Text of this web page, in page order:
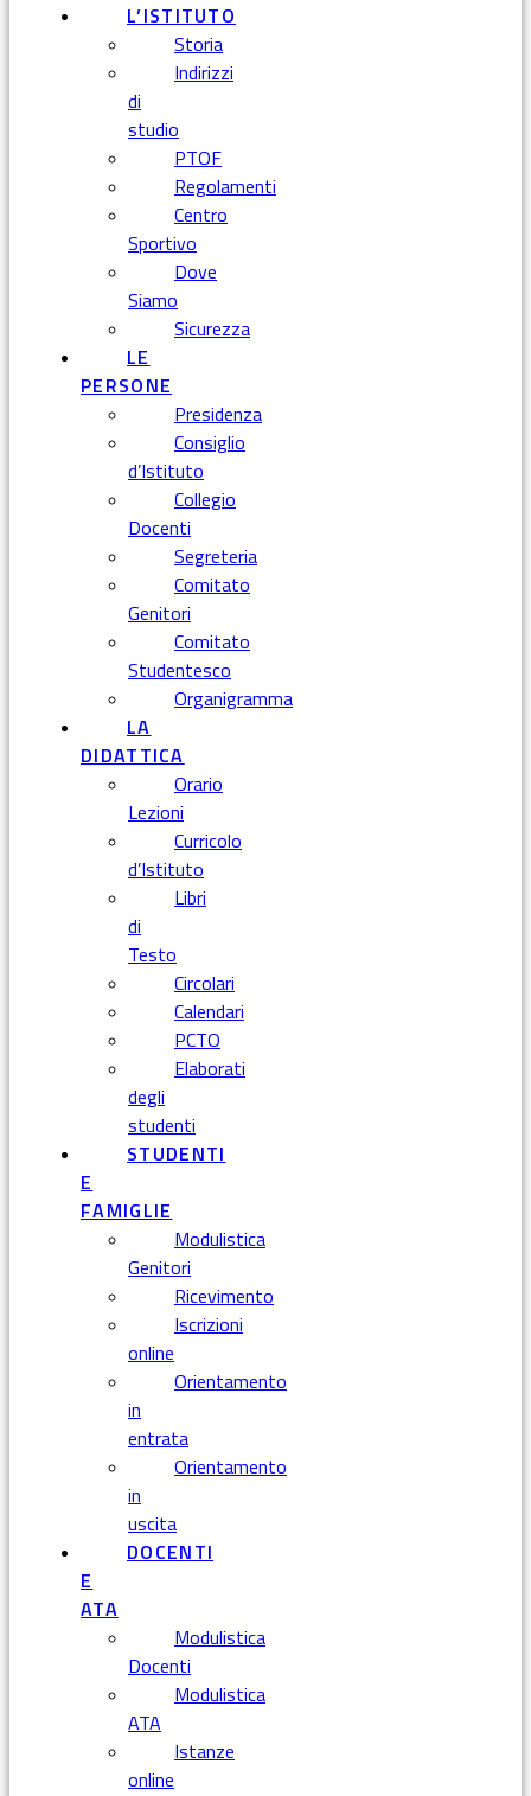
L’ISTITUTO
Storia
Indirizzi
di
studio
PTOF
Regolamenti
Centro
Sportivo
Dove
Siamo
Sicurezza
LE
PERSONE
Presidenza
Consiglio
d’Istituto
Collegio
Docenti
Segreteria
Comitato
Genitori
Comitato
Studentesco
Organigramma
LA
DIDATTICA
Orario
Lezioni
Curricolo
d’Istituto
Libri
di
Testo
Circolari
Calendari
PCTO
Elaborati
degli
studenti
STUDENTI
E
FAMIGLIE
Modulistica
Genitori
Ricevimento
Iscrizioni
online
Orientamento
in
entrata
Orientamento
in
uscita
DOCENTI
E
ATA
Modulistica
Docenti
Modulistica
ATA
Istanze
online